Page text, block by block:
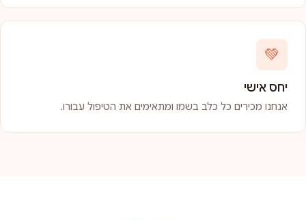
💚
יחס אישי
אנחנו מכירים כל כלב בשמו ומתאימים את הטיפול עבורו.